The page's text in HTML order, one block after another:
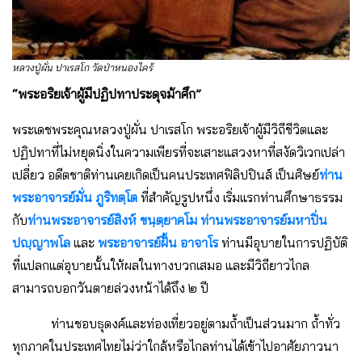
หลวงปู่ผั่น ปาเรสโก วัดป่าหนองไคร้
“พระอริยเจ้าผู้มีปฏิปทาประดุจม้าศึก”
พระเดชพระคุณหลวงปู่ผั่น ปาเรสโก พระอริยเจ้าผู้มีวิถีชีวิตและ
ปฏิปทาที่ไม่หยุดนิ่งในความเพียรที่จะเสาะแสวงหาที่สงัดวิเวกเปล่า
เปลี่ยว อดีตชาติท่านเคยเกิดเป็นคนประเทศฟิลิปปินส์ เป็นศิษย์ท่าน
พระอาจารย์มั่น ภูริทตฺโต ที่สำคัญรูปหนึ่ง เริ่มแรกท่านศึกษาธรรม
กับท่านพระอาจารย์สิงห์ ขนฺตฺยาคโม ท่านพระอาจารย์มหาปิ่น
ปญฺญาพโล และ พระอาจารย์ฝั้น อาจาโรท่านมีอุบายในการปฏิบัติ
ที่แปลกแต่อุบายนั้นให้ผลในทางบวกเสมอ และมีวิถียาวไกล
สามารถบอกวันตายล่วงหน้าได้ถึง ๒ ปี
ท่านชอบธุดงค์และท่องเที่ยวอยู่ตามถ้ำเป็นส่วนมาก ถ้ำทั่ว
ทุกภาคในประเทศไทยไม่ว่าใกล้หรือไกลท่านได้เข้าไปอาศัยภาวนา